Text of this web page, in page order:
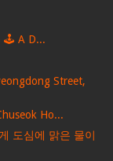
🕹 A D...
Street,
Ho...
도심에 맑은 물이